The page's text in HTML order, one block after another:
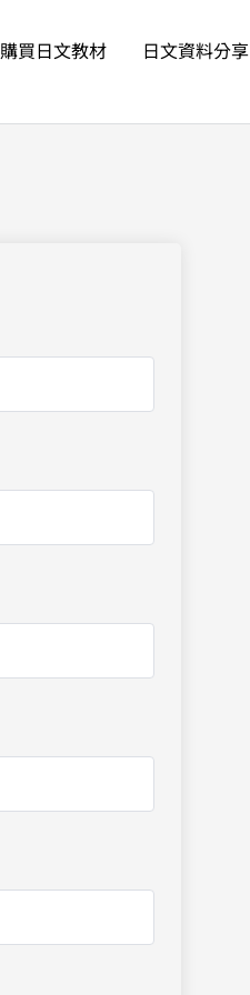
購買日文教材
日文資料分享